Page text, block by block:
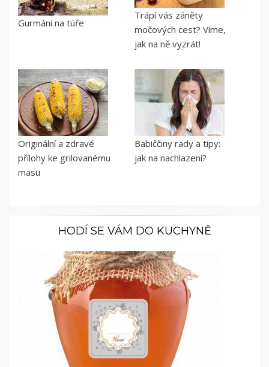
Gurmáni na túře
Trápí vás záněty
močových cest? Víme,
jak na ně vyzrát!
Originální a zdravé
přílohy ke grilovanému
masu
Babiččiny rady a tipy:
jak na nachlazení?
HODÍ SE VÁM DO KUCHYNĚ